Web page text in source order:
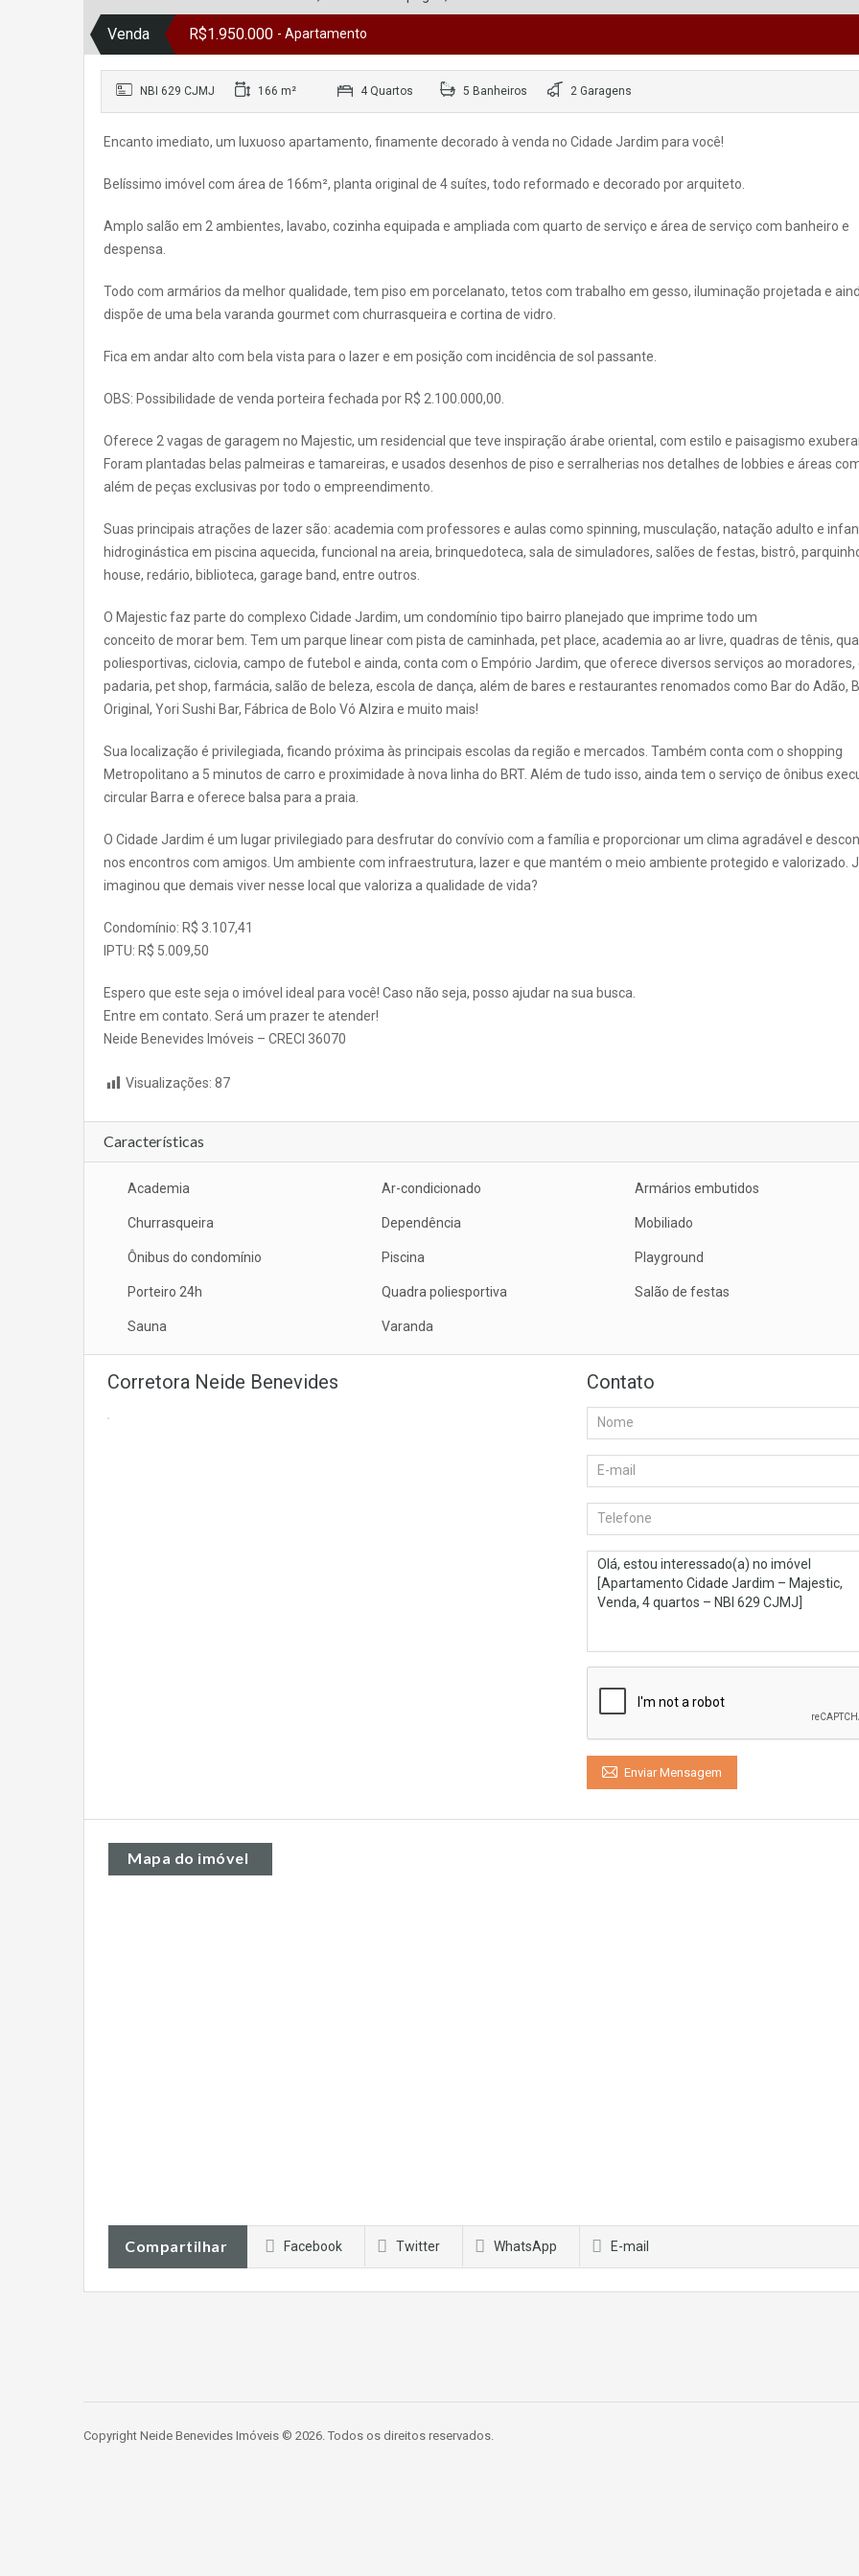
Venda R$1.950.000 - Apartamento
NBI 629 CJMJ 166 m² 4 Quartos 5 Banheiros 2 Garagens
Encanto imediato, um luxuoso apartamento, finamente decorado à venda no Cidade Jardim para você!
Belíssimo imóvel com área de 166m², planta original de 4 suítes, todo reformado e decorado por arquiteto.
Amplo salão em 2 ambientes, lavabo, cozinha equipada e ampliada com quarto de serviço e área de serviço com banheiro e
despensa.
Todo com armários da melhor qualidade, tem piso em porcelanato, tetos com trabalho em gesso, iluminação projetada e
dispõe de uma bela varanda gourmet com churrasqueira e cortina de vidro.
Fica em andar alto com bela vista para o lazer e em posição com incidência de sol passante.
OBS: Possibilidade de venda porteira fechada por R$ 2.100.000,00.
Oferece 2 vagas de garagem no Majestic, um residencial que teve inspiração árabe oriental, com estilo e paisagismo
Foram plantadas belas palmeiras e tamareiras, e usados desenhos de piso e serralherias nos detalhes de lobbies e áreas
além de peças exclusivas por todo o empreendimento.
Suas principais atrações de lazer são: academia com professores e aulas como spinning, musculação, natação adulto e
hidroginástica em piscina aquecida, funcional na areia, brinquedoteca, sala de simuladores, salões de festas, bistrô,
house, redário, biblioteca, garage band, entre outros.
O Majestic faz parte do complexo Cidade Jardim, um condomínio tipo bairro planejado que imprime todo um
conceito de morar bem. Tem um parque linear com pista de caminhada, pet place, academia ao ar livre, quadras de tênis,
poliesportivas, ciclovia, campo de futebol e ainda, conta com o Empório Jardim, que oferece diversos serviços ao moradores,
padaria, pet shop, farmácia, salão de beleza, escola de dança, além de bares e restaurantes renomados como Bar do Adão,
Original, Yori Sushi Bar, Fábrica de Bolo Vó Alzira e muito mais!
Sua localização é privilegiada, ficando próxima às principais escolas da região e mercados. Também conta com o shopping
Metropolitano a 5 minutos de carro e proximidade à nova linha do BRT. Além de tudo isso, ainda tem o serviço de ônibus
circular Barra e oferece balsa para a praia.
O Cidade Jardim é um lugar privilegiado para desfrutar do convívio com a família e proporcionar um clima agradável e
nos encontros com amigos. Um ambiente com infraestrutura, lazer e que mantém o meio ambiente protegido e valorizado.
imaginou que demais viver nesse local que valoriza a qualidade de vida?
Condomínio: R$ 3.107,41
IPTU: R$ 5.009,50
Espero que este seja o imóvel ideal para você! Caso não seja, posso ajudar na sua busca.
Entre em contato. Será um prazer te atender!
Neide Benevides Imóveis – CRECI 36070
Visualizações: 87
Características
Academia Ar-condicionado Armários embutidos
Churrasqueira Dependência Mobiliado
Ônibus do condomínio Piscina Playground
Porteiro 24h Quadra poliesportiva Salão de festas
Sauna Varanda
Corretora Neide Benevides Contato
Enviar Mensagem
Mapa do imóvel
Compartilhar Facebook Twitter WhatsApp E-mail
Copyright Neide Benevides Imóveis © 2026. Todos os direitos reservados.